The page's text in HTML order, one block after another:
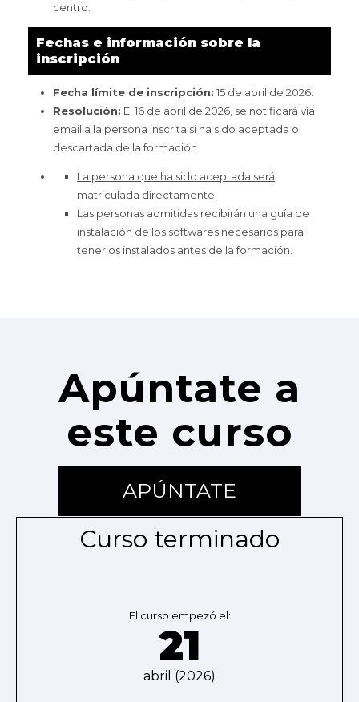
centro.
Fechas e información sobre la
inscripción
Fecha límite de inscripción: 15 de abril de 2026.
Resolución: El 16 de abril de 2026, se notificará vía
email a la persona inscrita si ha sido aceptada o
descartada de la formación.
La persona que ha sido aceptada será
matriculada directamente.
Las personas admitidas recibirán una guía de
instalación de los softwares necesarios para
tenerlos instalados antes de la formación.
Apúntate a
este curso
APÚNTATE
Curso terminado
El curso empezó el:
21
abril (2026)